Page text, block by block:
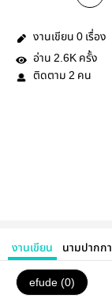
งานเขียน 0 เรื่อง
อ่าน 2.6K ครั้ง
ติดตาม 2 คน
งานเขียน นามปากกา
efude (0)